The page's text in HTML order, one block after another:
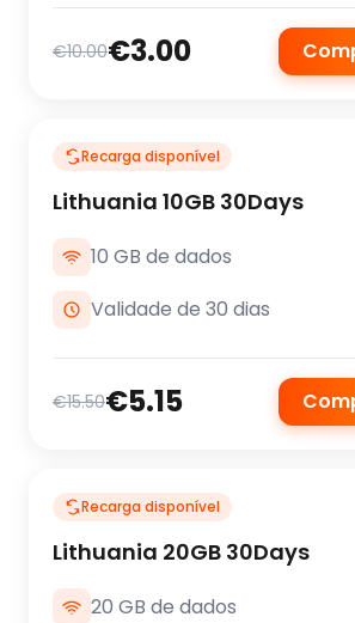
€10.00€3.00
Recarga disponível
Lithuania 10GB 30Days
10 GB de dados
Validade de 30 dias
€15.50€5.15
Recarga disponível
Lithuania 20GB 30Days
20 GB de dados